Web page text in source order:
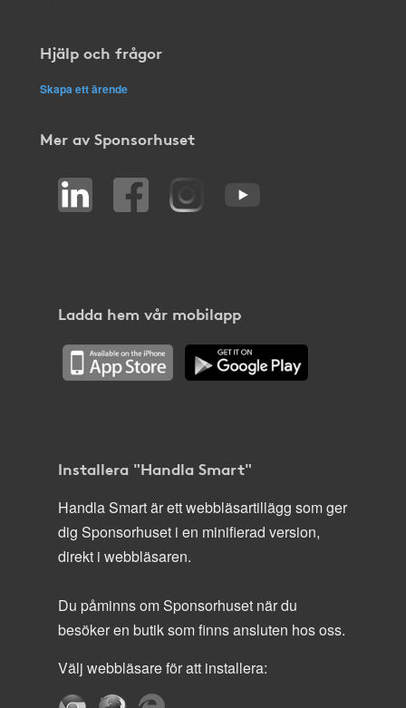
Hjälp och frågor
Skapa ett ärende
Mer av Sponsorhuset
Ladda hem vår mobilapp
Installera "Handla Smart"
Handla Smart är ett webbläsartillägg som ger
dig Sponsorhuset i en minifierad version,
direkt i webbläsaren.
Du påminns om Sponsorhuset när du
besöker en butik som finns ansluten hos oss.
Välj webbläsare för att installera: